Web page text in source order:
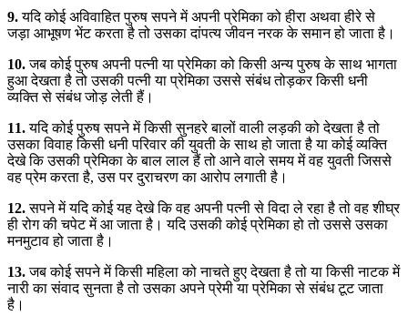
9.यदि कोई अविवाहित पुरुष सपने में अपनी प्रेमिका को हीरा अथवा हीरे से
जड़ा आभूषण भेंट करता है तो उसका दांपत्य जीवन नरक के समान हो जाता है।
10.जब कोई पुरुष अपनी पत्नी या प्रेमिका को किसी अन्य पुरुष के साथ भागता
हुआ देखता है तो उसकी पत्नी या प्रेमिका उससे संबंध तोड़कर किसी धनी
व्यक्ति से संबंध जोड़ लेती हैं।
11.यदि कोई पुरुष सपने में किसी सुनहरे बालों वाली लड़की को देखता है तो
उसका विवाह किसी धनी परिवार की युवती के साथ हो जाता है या कोई व्यक्ति
देखे कि उसकी प्रेमिका के बाल लाल हैं तो आने वाले समय में वह युवती जिससे
वह प्रेम करता है, उस पर दुराचरण का आरोप लगाती है।
12.सपने में यदि कोई यह देखे कि वह अपनी पत्नी से विदा ले रहा है तो वह शीघ्र
ही रोग की चपेट में आ जाता है। यदि उसकी कोई प्रेमिका हो तो उससे उसका
मनमुटाव हो जाता है।
13.जब कोई सपने में किसी महिला को नाचते हुए देखता है तो या किसी नाटक में
नारी का संवाद सुनता है तो उसका अपने प्रेमी या प्रेमिका से संबंध टूट जाता
है।